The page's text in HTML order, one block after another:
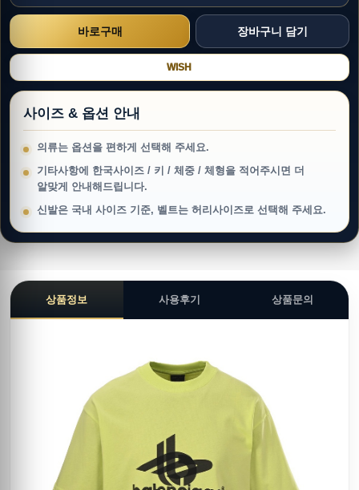
WISH
사이즈 & 옵션 안내
의류는 옵션을 편하게 선택해 주세요.
기타사항에 한국사이즈 / 키 / 체중 / 체형을 적어주시면 더
알맞게 안내해드립니다.
신발은 국내 사이즈 기준, 벨트는 허리사이즈로 선택해 주세요.
상품정보 사용후기 상품문의